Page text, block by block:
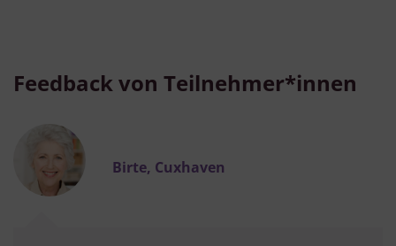
Feedback von Teilnehmer*innen
Birte, Cuxhaven